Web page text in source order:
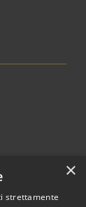
×
strettamente